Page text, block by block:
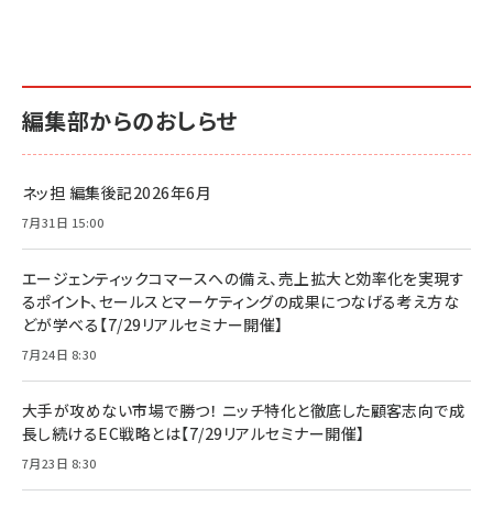
編集部からのおしらせ
ネッ担 編集後記2026年6月
7月31日 15:00
エージェンティックコマースへの備え、売上拡大と効率化を実現す
るポイント、セールスとマーケティングの成果につなげる考え方な
どが学べる【7/29リアルセミナー開催】
7月24日 8:30
大手が攻めない市場で勝つ！ ニッチ特化と徹底した顧客志向で成
長し続けるEC戦略とは【7/29リアルセミナー開催】
7月23日 8:30